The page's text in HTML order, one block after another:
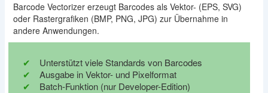
Barcode Vectorizer erzeugt Barcodes als Vektor- (EPS, SVG)
oder Rastergrafiken (BMP, PNG, JPG) zur Übernahme in
andere Anwendungen.
Unterstützt viele Standards von Barcodes
Ausgabe in Vektor- und Pixelformat
Batch-Funktion (nur Developer-Edition)